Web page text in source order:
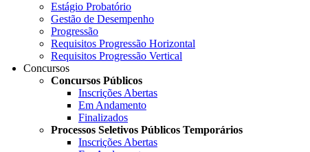
Estágio Probatório
Gestão de Desempenho
Progressão
Requisitos Progressão Horizontal
Requisitos Progressão Vertical
Concursos
Concursos Públicos
Inscrições Abertas
Em Andamento
Finalizados
Processos Seletivos Públicos Temporários
Inscrições Abertas